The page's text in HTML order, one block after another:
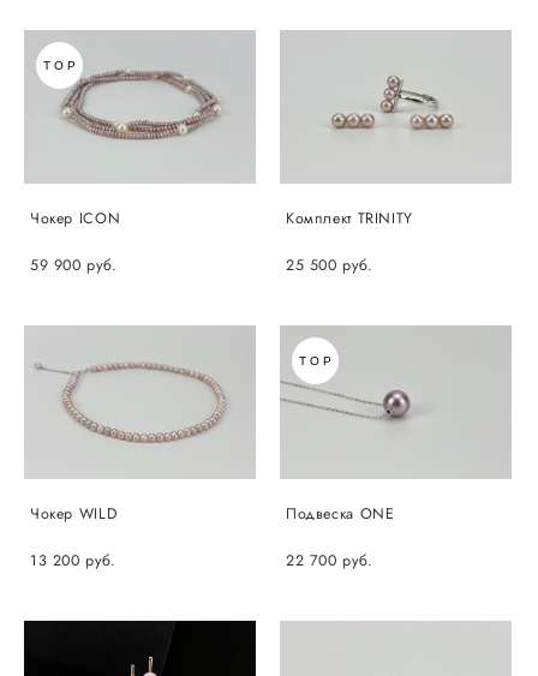
TOP
Чокер ICON
59 900 pуб.
Комплект TRINITY
25 500 pуб.
Чокер WILD
13 200 pуб.
TOP
Подвеска ONE
22 700 pуб.